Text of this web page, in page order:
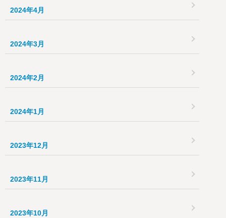
2024年4月
2024年3月
2024年2月
2024年1月
2023年12月
2023年11月
2023年10月